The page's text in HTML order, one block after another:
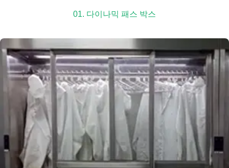
01. 다이나믹 패스 박스